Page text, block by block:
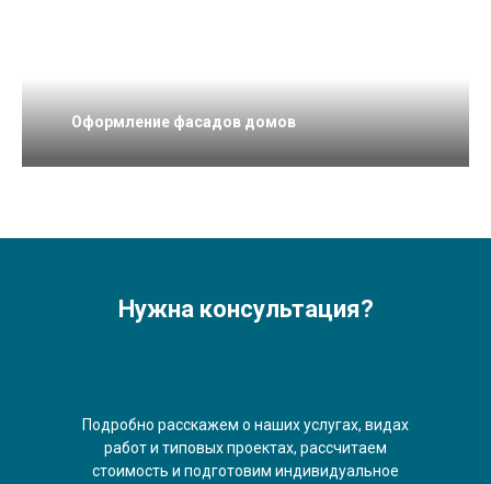
Оформление фасадов домов
Нужна консультация?
Подробно расскажем о наших услугах, видах
работ и типовых проектах, рассчитаем
стоимость и подготовим индивидуальное